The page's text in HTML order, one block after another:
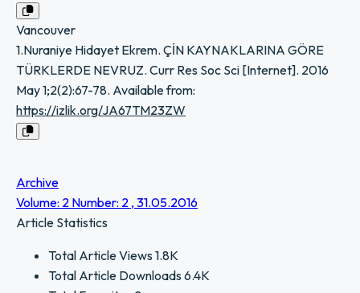
Vancouver
1.Nuraniye Hidayet Ekrem. ÇİN KAYNAKLARINA GÖRE
TÜRKLERDE NEVRUZ. Curr Res Soc Sci [Internet]. 2016
May 1;2(2):67-78. Available from:
https://izlik.org/JA67TM23ZW
Archive
Volume: 2 Number: 2 , 31.05.2016
Article Statistics
Total Article Views1.8K
Total Article Downloads6.4K